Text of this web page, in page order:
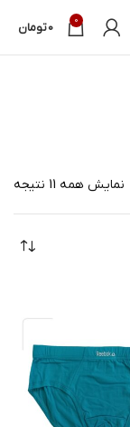
0
0تومان
نمایش همه 11 نتیجه